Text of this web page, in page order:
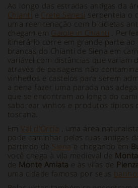
Ao longo das estradas antigas da
Chianti e Crete Senesi serpenteia o
uma reencenação com bicicletas
chegam em Gaiole in Chianti .
itinerário corre em grande parte ao
brancas do Chianti de Siena em
variável com distâncias que variam
através de paisagens não
vinhedos e castelos para serem
a pena fazer uma parada nas
que se encontram ao longo do
saborear vinhos e produtos típicos
toscana.
Em Val d'Orcia , uma área
pode caminhar pelas ruas antigas
partindo de Siena e chegando em
você chega à vila medieval de
de Monte Amiata e às vilas de
uma cidade famosa por seus